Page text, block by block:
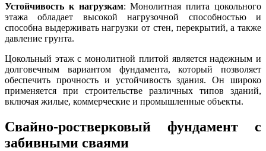
Устойчивость к нагрузкам: Монолитная плита цокольного
этажа обладает высокой нагрузочной способностью и
способна выдерживать нагрузки от стен, перекрытий, а также
давление грунта.
Цокольный этаж с монолитной плитой является надежным и
долговечным вариантом фундамента, который позволяет
обеспечить прочность и устойчивость здания. Он широко
применяется при строительстве различных типов зданий,
включая жилые, коммерческие и промышленные объекты.
Свайно-ростверковый фундамент с
забивными сваями